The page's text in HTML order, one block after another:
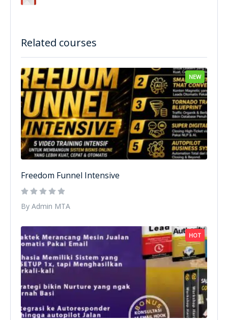
Related courses
NEW
Freedom Funnel Intensive
By Admin MTA
HOT